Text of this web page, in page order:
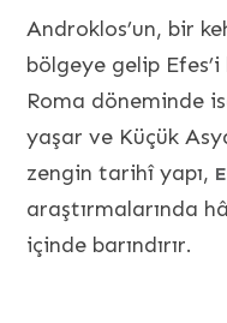
Androklos’un, bir
bölgeye gelip
Roma döneminde
yaşar ve Küçük
zengin tarihî yapı,
araştırmalarında
içinde barındırır.